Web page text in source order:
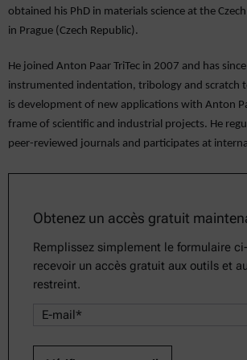
obtained his PhD in materials science at the
in Prague (Czech Republic).
He joined Anton Paar TriTec in 2007 and has
instrumented indentation, tribology and scratch
is development of new applications with Anton
frame of scientific and industrial projects. He
peer-reviewed journals and participates at
Obtenez un accès gratuit
Remplissez simplement le formulaire
recevoir un accès gratuit aux outils et
restreint.